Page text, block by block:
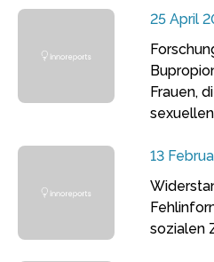
25 April
Frauen,
13
sozialen